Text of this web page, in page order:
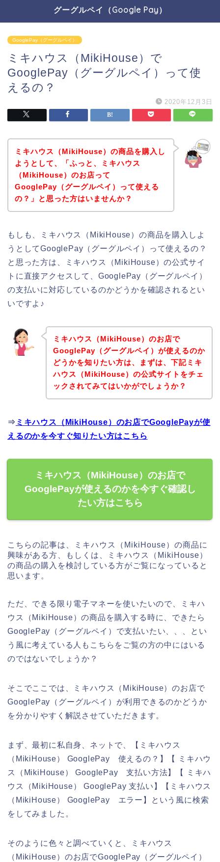
グーグルペイ（Google Pay）
GooglePay（グーグルペイ）
ミキハウス（MikiHouse）で
GooglePay（グーグルペイ）って使
えるの？
2020年12月3日
ミキハウス（MikiHouse）の商品を購入し
ようとして、「ふっと、ミキハウス
（MikiHouse）のお店って
GooglePay（グーグルペイ）って使える
の？」と思った方はいませんか？
もしも、ミキハウス（MikiHouse）の商品を購入しよ
うとしてGooglePay（グーグルペイ）って使えるの？
と思った方は、ミキハウス（MikiHouse）の公式サイ
トに直接アクセスして、GooglePay（グーグルペイ）
の支払いに対応しているのかどうかを確認されるとい
いですよ♪
ミキハウス（MikiHouse）のお店で
GooglePay（グーグルペイ）が使えるのか
どうかを知りたい方は、まずは、下記ミキ
ハウス（MikiHouse）の公式サイトをチェ
ックされてみてはいかがでしょうか？
⇒ ミキハウス（MikiHouse）のお店でGooglePayが使
えるのかを今すぐ知りたい方はこちら
ミキハウス（MikiHouse）のお店で
GooglePayが使えるのかを今すぐ確認し
たい方はこちら
こちらの記事は、ミキハウス（MikiHouse）の商品に
興味がある方、もしくは、ミキハウス（MikiHouse）
の商品の購入を検討している方がご覧になっていると
思います。
ただ、できる限り電子マネーを使いたいので、ミキハ
ウス（MikiHouse）の商品を購入する時に、できたら
GooglePay（グーグルペイ）で支払いたい、、、とい
う風に考えている人もこちらをご覧の方の中にはいる
のではないでしょうか？
そこでここでは、ミキハウス（MikiHouse）のお店で
GooglePay（グーグルペイ）が利用できるのかどうか
を分かりやすく解説させていただきます。
まず、最初に私自身、ネットで、【ミキハウス
（MikiHouse） GooglePay 使えるの？】【 ミキハウ
ス（MikiHouse） GooglePay 支払い方法】【 ミキハ
ウス（MikiHouse） GooglePay 支払い】【ミキハウス
（MikiHouse） GooglePay エラー】という風に検索
をしてみました。
そのように色々と調べていくと、ミキハウス
（MikiHouse）のお店でGooglePay（グーグルペイ）